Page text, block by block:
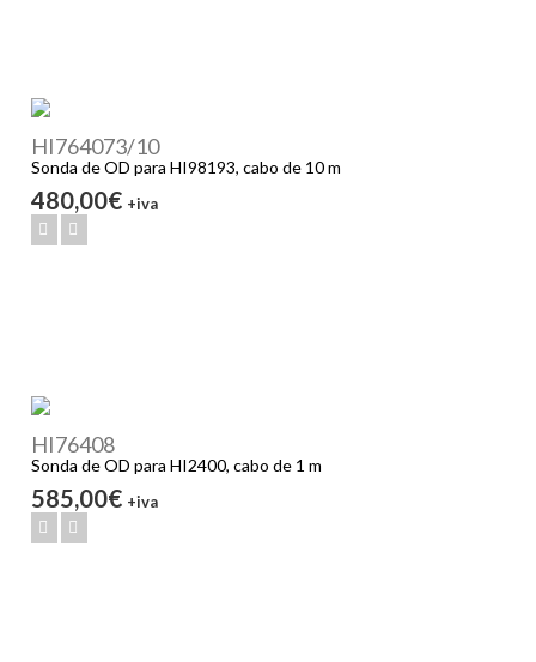
HI764073/10
Sonda de OD para HI98193, cabo de 10 m
480,00€ +iva
HI76408
Sonda de OD para HI2400, cabo de 1 m
585,00€ +iva